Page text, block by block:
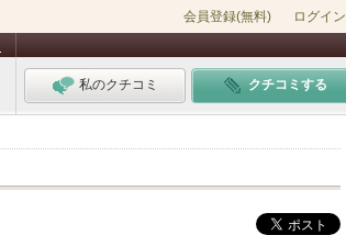
会員登録(無料) ログイン
私のクチコミ クチコミする